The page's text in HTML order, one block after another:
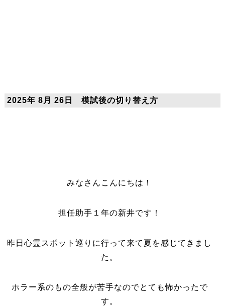
2025年 8月 26日 模試後の切り替え方
みなさんこんにちは！
担任助手１年の新井です！
昨日心霊スポット巡りに行って来て夏を感じてきまし
た。
ホラー系のもの全般が苦手なのでとても怖かったで
す。